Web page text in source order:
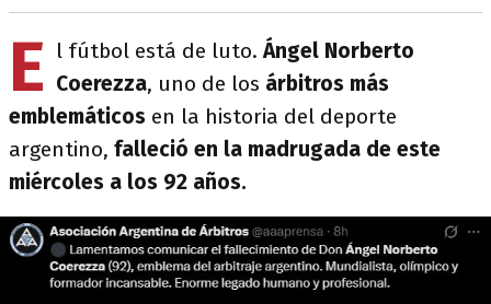
E l fútbol está de luto. Ángel Norberto
Coerezza, uno de los árbitros más
emblemáticos en la historia del deporte
argentino, falleció en la madrugada de este
miércoles a los 92 años.